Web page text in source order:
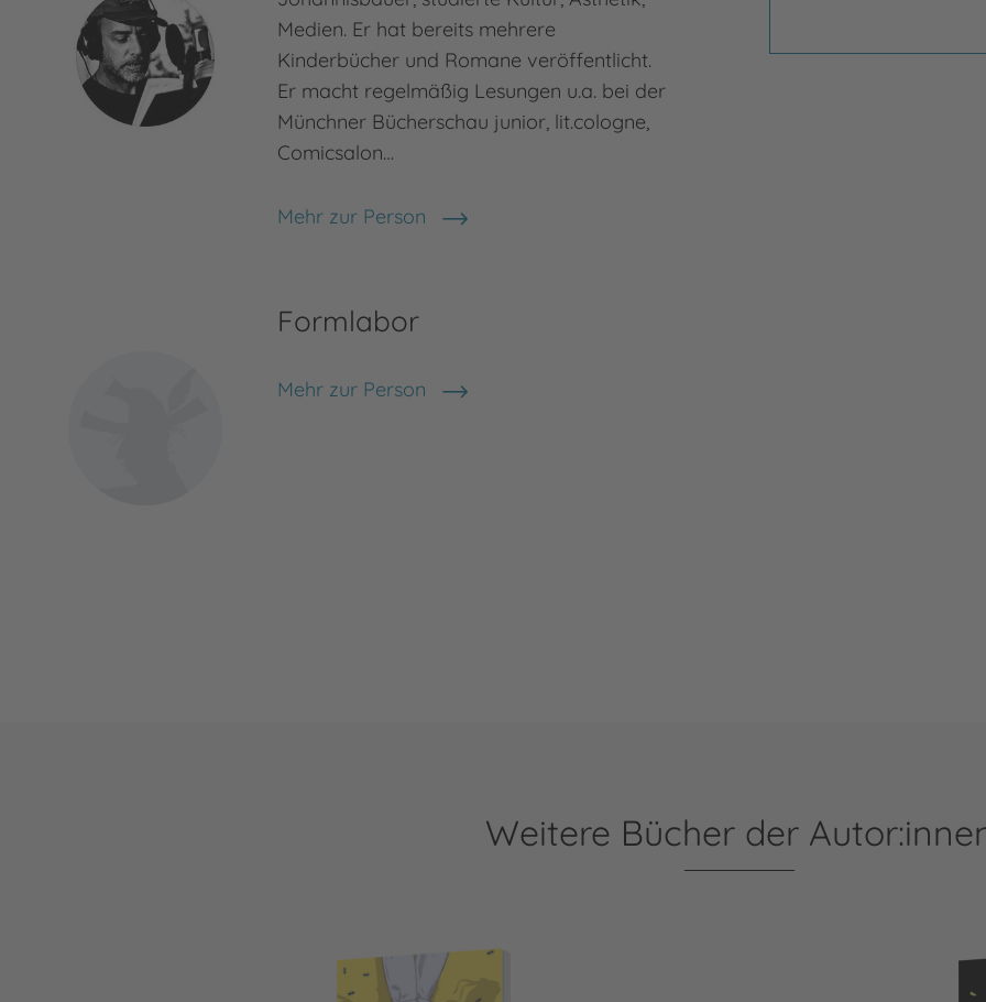
Medien. Er hat bereits mehrere
Kinderbücher und Romane veröffentlicht.
Er macht regelmäßig Lesungen u.a. bei der
Münchner Bücherschau junior, lit.cologne,
Comicsalon…
Mehr zur Person
Jonny Bauer
Formlabor
Mehr zur Person
Formlabor
Weitere Bücher der